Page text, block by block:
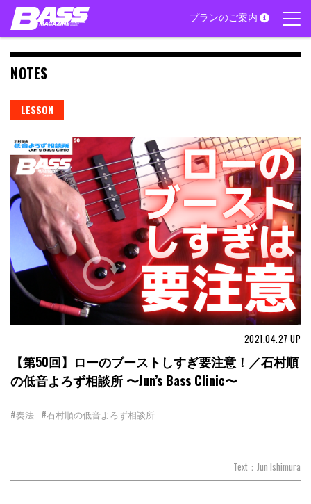
Skip
content
プランのご案内
NOTES
LESSON
2021.04.27 UP
【第50回】ローのブーストしすぎ要注意！／石村順
の低音よろず相談所 〜Jun’s Bass Clinic〜
#奏法 #石村順の低音よろず相談所
Text：Jun Ishimura